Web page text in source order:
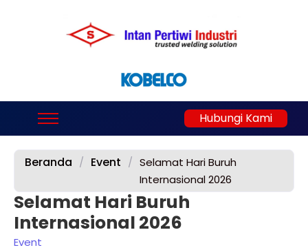
Hubungi Kami
Beranda / Event / Selamat Hari Buruh
Internasional 2026
Selamat Hari Buruh
Internasional 2026
Event